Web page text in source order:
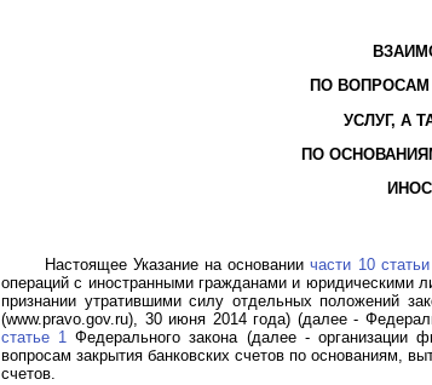
ПО
УСЛУГ, А
ПО
Настоящее Указание на основаниичасти 10
операций с иностранными гражданами и юридическими
признании утратившими силу отдельных положений
(www.pravo.gov.ru), 30 июня 2014 года) (далее -
статье 1 Федерального закона (далее - организации
вопросам закрытия банковских счетов по основаниям,
счетов.